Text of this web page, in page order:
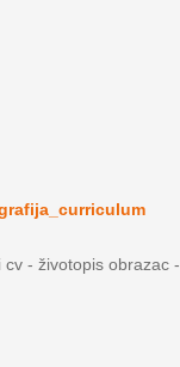
- životopis obrazac -